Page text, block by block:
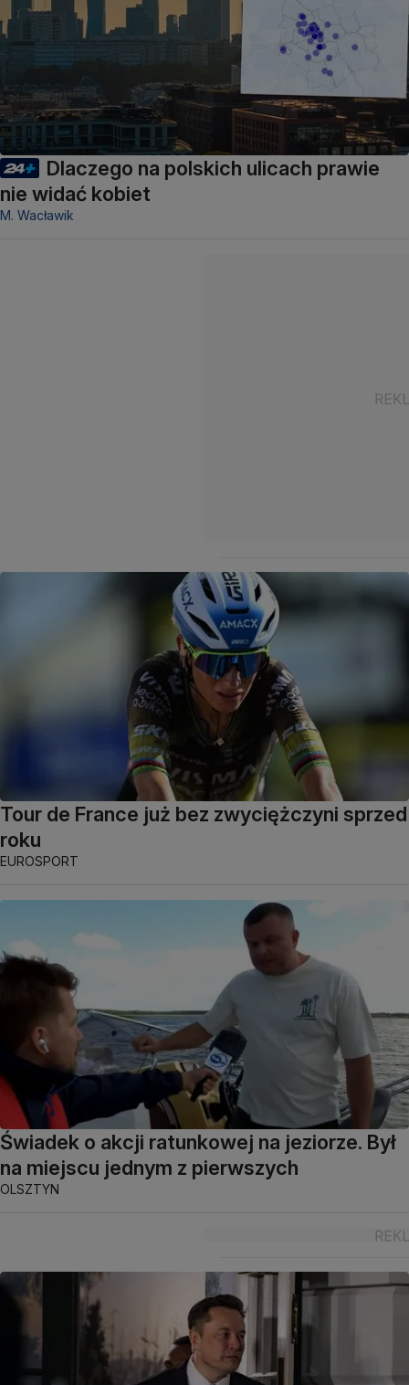
Dlaczego na polskich ulicach prawie
nie widać kobiet
M. Wacławik
Tour de France już bez zwyciężczyni sprzed
roku
EUROSPORT
Świadek o akcji ratunkowej na jeziorze. Był
na miejscu jednym z pierwszych
OLSZTYN